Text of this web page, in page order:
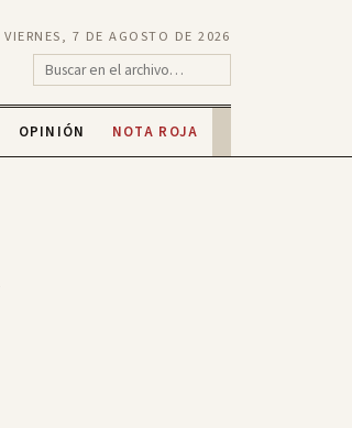
VIERNES, 7 DE AGOSTO DE 2026
OPINIÓN NOTA ROJA